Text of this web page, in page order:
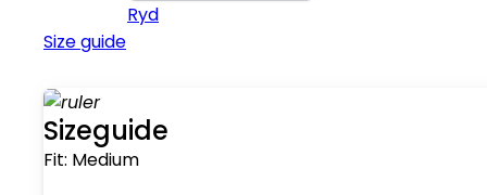
Ryd
Size guide
Sizeguide
Fit: Medium